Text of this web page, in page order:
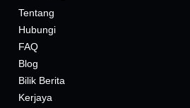
Tentang
Hubungi
FAQ
Blog
Bilik Berita
Kerjaya